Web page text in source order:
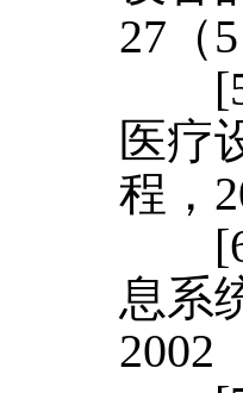
27（
[5]
医疗
程，
[6]
息系
2002